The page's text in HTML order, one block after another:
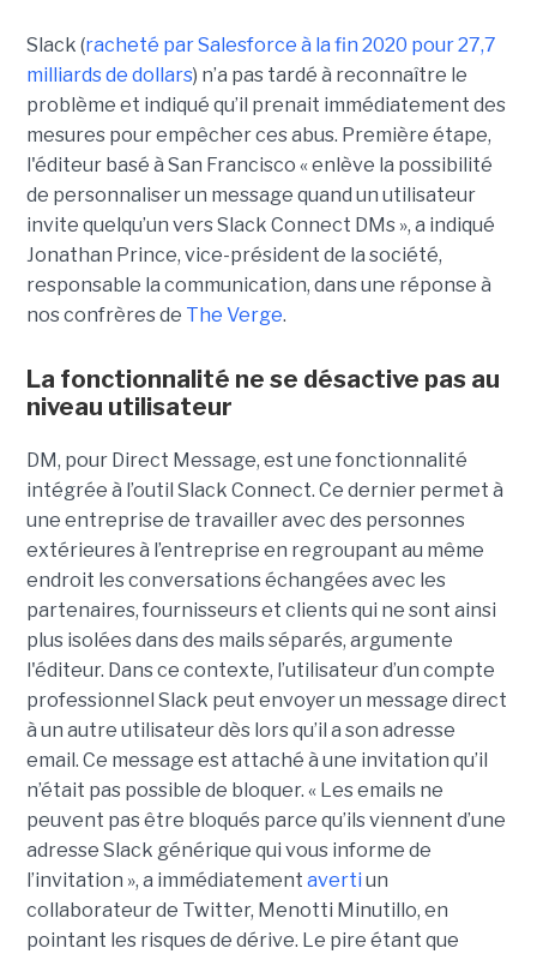
Slack (racheté par Salesforce à la fin 2020 pour 27,7
milliards de dollars) n’a pas tardé à reconnaître le
problème et indiqué qu’il prenait immédiatement des
mesures pour empêcher ces abus. Première étape,
l'éditeur basé à San Francisco « enlève la possibilité
de personnaliser un message quand un utilisateur
invite quelqu’un vers Slack Connect DMs », a indiqué
Jonathan Prince, vice-président de la société,
responsable la communication, dans une réponse à
nos confrères de The Verge.
La fonctionnalité ne se désactive pas au
niveau utilisateur
DM, pour Direct Message, est une fonctionnalité
intégrée à l’outil Slack Connect. Ce dernier permet à
une entreprise de travailler avec des personnes
extérieures à l’entreprise en regroupant au même
endroit les conversations échangées avec les
partenaires, fournisseurs et clients qui ne sont ainsi
plus isolées dans des mails séparés, argumente
l'éditeur. Dans ce contexte, l’utilisateur d’un compte
professionnel Slack peut envoyer un message direct
à un autre utilisateur dès lors qu’il a son adresse
email. Ce message est attaché à une invitation qu’il
n’était pas possible de bloquer. « Les emails ne
peuvent pas être bloqués parce qu’ils viennent d’une
adresse Slack générique qui vous informe de
l’invitation », a immédiatement averti un
collaborateur de Twitter, Menotti Minutillo, en
pointant les risques de dérive. Le pire étant que